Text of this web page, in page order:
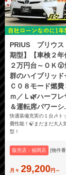
PRIUS プリウ
期型】【車検２年
２万円台～ＯＫ
群のハイブリッド
Ｃ０８モード燃費
ｍ／Ｌ🌿ハーフレ
＆運転席パワーシ
快適装備充実の１台🎶ト
費性能！🍃まだまだ大人
型！
販売店：福岡店 [物件
月々 29,200円～